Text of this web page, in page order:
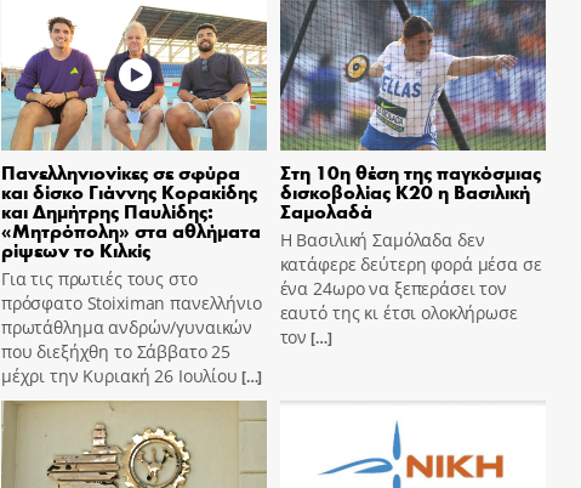
Πανελληνιονίκες σε σφύρα
και δίσκο Γιάννης Κορακίδης
και Δημήτρης Παυλίδης:
«Μητρόπολη» στα αθλήματα
ρίψεων το Κιλκίς
Για τις πρωτιές τους στο
πρόσφατο Stoiximan πανελλήνιο
πρωτάθλημα ανδρών/γυναικών
που διεξήχθη το Σάββατο 25
μέχρι την Κυριακή 26 Ιουλίου […]
Στη 10η θέση της παγκόσμιας
δισκοβολίας Κ20 η Βασιλική
Σαμολαδά
Η Βασιλική Σαμόλαδα δεν
κατάφερε δεύτερη φορά μέσα σε
ένα 24ωρο να ξεπεράσει τον
εαυτό της κι έτσι ολοκλήρωσε
τον […]